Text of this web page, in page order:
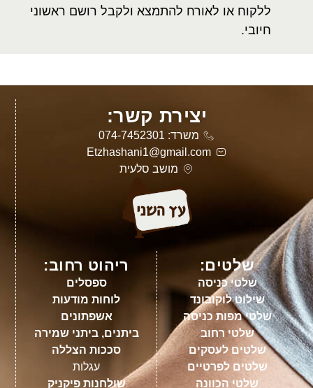
ללקוח או לאורח להתמצא ולקבל רושם ראשוני
חיובי.
יצירת קשר:
משרד: 074-7452301
Etzhashani1@gmail.com
מושב סלעית
שלטים:
שלטי כניסה
שילוט לוקובונד
שלטי מפות כניסה
שלטי רחוב
שלטים לעסקים
שלטים לפרטיים
שלטי הכוונה
ריהוט רחוב:
ספסלים
לוחות מודעות
אשפתונים
ביתנים, ביתני שמירה
סככות הצללה
עגלות
שולחנות פיקניק